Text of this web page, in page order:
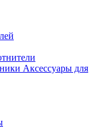
Аксессуары для